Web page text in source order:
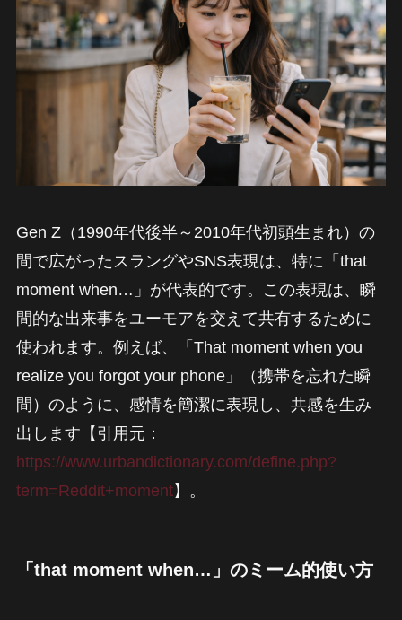
Gen Z（1990年代後半～2010年代初頭生まれ）の
間で広がったスラングやSNS表現は、特に「that
moment when…」が代表的です。この表現は、瞬
間的な出来事をユーモアを交えて共有するために
使われます。例えば、「That moment when you
realize you forgot your phone」（携帯を忘れた瞬
間）のように、感情を簡潔に表現し、共感を生み
出します【引用元：
https://www.urbandictionary.com/define.php?
term=Reddit+moment】。
「that moment when…」のミーム的使い方